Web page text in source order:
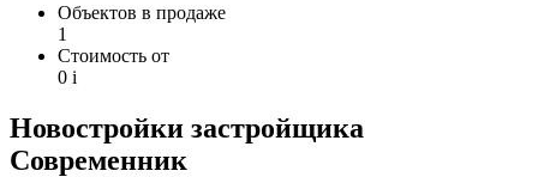
Объектов в продаже
1
Стоимость от
0 i
Новостройки застройщика
Современник